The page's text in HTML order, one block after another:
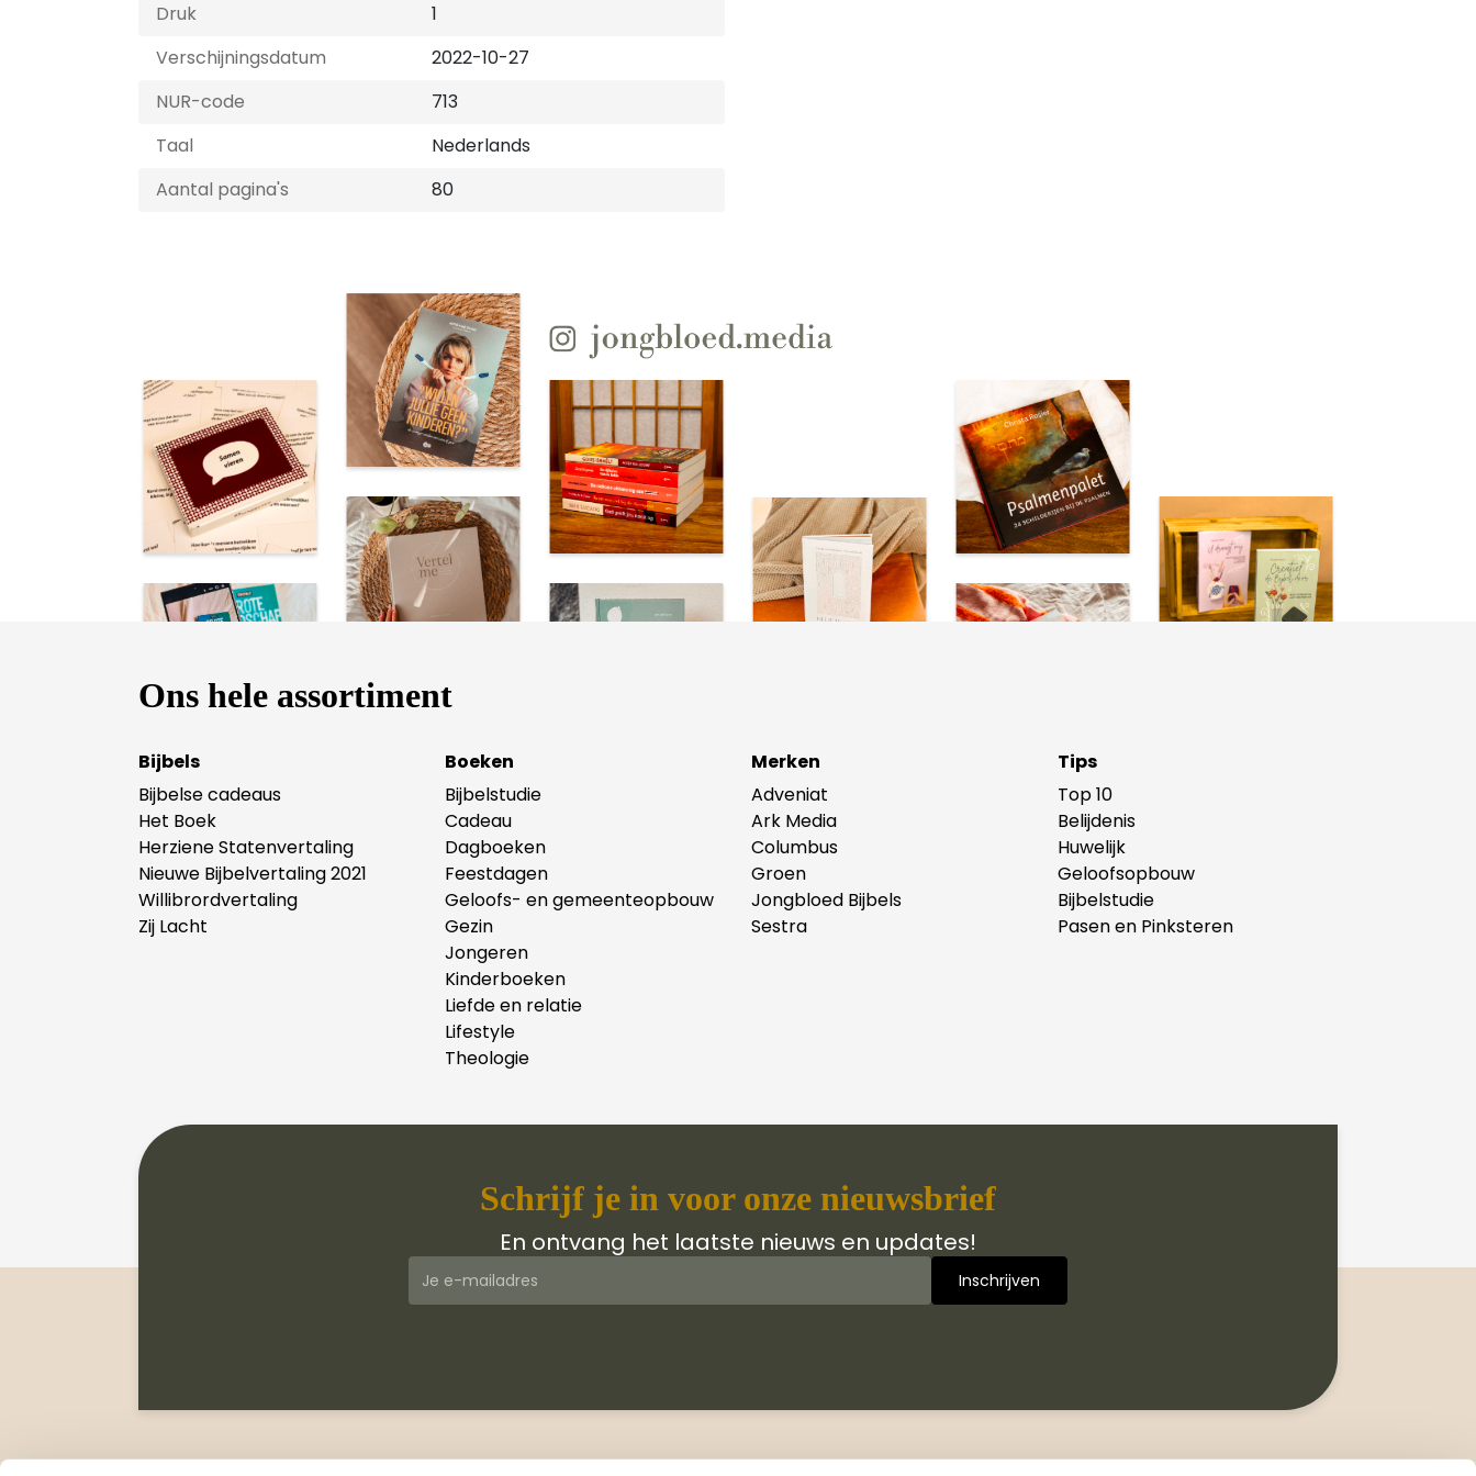
Druk
1
Verschijningsdatum
2022-10-27
NUR-code
713
Taal
Nederlands
Aantal pagina's
80
Ons hele assortiment
Bijbels
Bijbelse cadeaus
Het Boek
Herziene Statenvertaling
Nieuwe Bijbelvertaling 2021
Willibrordvertaling
Zij Lacht
Boeken
Bijbelstudie
Cadeau
Dagboeken
Feestdagen
Geloofs- en gemeenteopbouw
Gezin
Jongeren
Kinderboeken
Liefde en relatie
Lifestyle
Theologie
Merken
Adveniat
Ark Media
Columbus
Groen
Jongbloed Bijbels
Sestra
Tips
Top 10
Belijdenis
Huwelijk
Geloofsopbouw
Bijbelstudie
Pasen en Pinksteren
Schrijf je in voor onze nieuwsbrief
En ontvang het laatste nieuws en updates!